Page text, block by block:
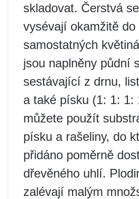
skladovat. Čerstvá
vysévají okamžitě do
samostatných
jsou naplněny půdní
sestávající z drnu,
a také písku (1: 1: 1:
můžete použít
písku a rašeliny, do
přidáno poměrně
dřevěného uhlí.
zalévají malým